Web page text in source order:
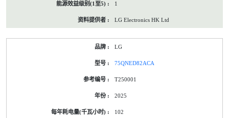
1
LG Electronics HK Ltd
LG
75QNED82ACA
T250001
2025
102